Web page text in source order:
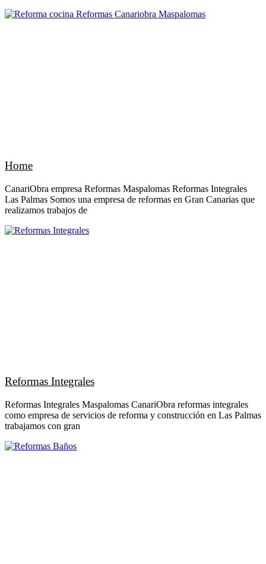
Home
CanariObra empresa Reformas Maspalomas Reformas Integrales
Las Palmas Somos una empresa de reformas en Gran Canarias que
realizamos trabajos de
Reformas Integrales
Reformas Integrales Maspalomas CanariObra reformas integrales
como empresa de servicios de reforma y construcción en Las Palmas
trabajamos con gran